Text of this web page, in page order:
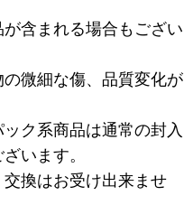
含まれる場合もござい
微細な傷、品質変化が
ク系商品は通常の封入
います。
換はお受け出来ませ